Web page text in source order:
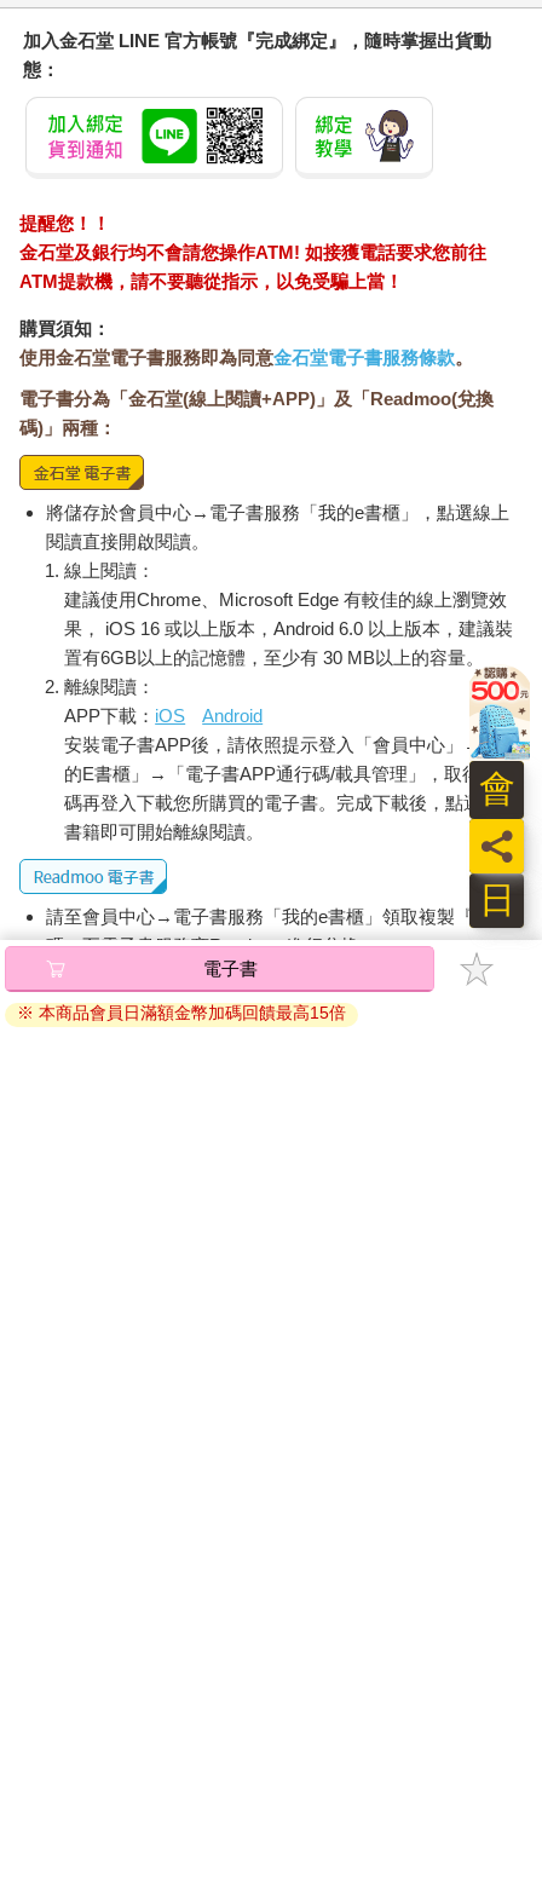
淡無光。但他沒有說出口。那他去哪裡了？曾祖父嗎？他早就去
世了。不是不是，第一任丈夫去哪裡了？消失了，早就消失了。
那奶奶愛他嗎？不愛的話怎麼會嫁給他呢，小達歐。不是，我是
中的無形愛意，然後轉過頭來，眼中閃爍著淚光。愛啊，當我們
愛上一個人，就是永遠的愛了。就算他讓奶奶傷心難過嗎……
對……席奶奶告訴他很多次，關於那個男人如何讓她哭泣，
拿走他的物品和衣服，彷彿留下一切才能長久刺痛席奶奶的心。
幾個月後，席奶奶才知道他在外地早有妻兒。不到半年，傷痛尚
未癒合，她又得知他並未如她所想的那樣離開她回到妻兒身邊，
居。
席奶奶不得不連續兩次經歷心碎的痛苦，沒有任何喘息的空
一個人就這樣靜靜消失了，彷彿從未存在過。可是奶奶，如
果我的東西不見了，過了很久以後，我就會完全忘記擁有過那個
東西，然後我就不會再去想、再去找了。他安慰道。不是那樣
的，小達歐，不是他消失了，是奶奶自己。月牙般的微笑顫抖倒
轉。是奶奶感覺好像從來就沒跟他在一起過，好像自己從來就沒
存在過，好像不是一個有生命、有思想、有心靈的人。那奶奶後
來怎麼辦？怎麼辦？奶奶能怎麼辦？席奶奶靜默了一會兒才開
口。只能哭，哭到淚水幾乎變成鮮血。
席奶奶二十五歲時，世界崩塌了。甜蜜的愛情驟然消散在空
氣中，她深愛如命的男人乍然消失。達歐心裡最善良、最親愛的
女子遭到拋棄，註定要終生哭泣。但達歐對愛情一無所知，他還
小，只知道愛媽媽和他的席奶奶，只曉得待在他們身邊的快樂。
只要能整天躺在奶奶膝上，把那些溫柔時刻深藏在心底最深處，
就如同收起最珍貴的寶藏。他無法理解，照片中的男子看起來英
俊和善，怎麼能狠心拋棄席奶奶？也不明白為何對某人懷抱的柔
情密意，會讓人承受難以治癒的痛苦，即使過了大半輩子也無法
減輕。
對……愛啊。席奶奶大聲喊叫，很生氣的樣子，然後低頭看
著膝上糾纏的手指，咬著嘴唇喃喃自語。愛啊……就算他不愛我
了，就算他待我像是我沒有心沒有靈魂。那個人……現在不知道
死去哪了。很好，死了最好，言而無信的人，大騙子最好去死一
死。她聲音中深沉的痛苦和苦澀，以及隨之復返的記憶，就像雨
的陰影，閃爍不定，自老婦人眼中不停灑落。
回憶起那幕時，模糊了老婦當年婚紗照身影的並非窗上滑落
加入金石堂 LINE 官方帳號『完成綁定』，隨時掌握出貨動
態：
提醒您！！
金石堂及銀行均不會請您操作ATM! 如接獲電話要求您前往
ATM提款機，請不要聽從指示，以免受騙上當！
購買須知：
使用金石堂電子書服務即為同意金石堂電子書服務條款。
電子書分為「金石堂(線上閱讀+APP)」及「Readmoo(兌換
碼)」兩種：
將儲存於會員中心→電子書服務「我的e書櫃」，點選線上
閱讀直接開啟閱讀。
線上閱讀：
建議使用Chrome、Microsoft Edge 有較佳的線上瀏覽效
果， iOS 16 或以上版本，Android 6.0 以上版本，建議裝
置有6GB以上的記憶體，至少有 30 MB以上的容量。
離線閱讀：
APP下載： iOS
Android
安裝電子書APP後，請依照提示登入「會員中心」→「我
的E書櫃」→「電子書APP通行碼/載具管理」，取得通行
碼再登入下載您所購買的電子書。完成下載後，點選任一
書籍即可開始離線閱讀。
請至會員中心→電子書服務「我的e書櫃」領取複製『兌換
碼』至電子書服務商Readmoo進行兌換。
退換貨須知：
因版權保護，您在金石堂所購買的電子書僅能以金石堂專屬
電子書
※ 本商品會員日滿額金幣加碼回饋最高15倍
日
員
會